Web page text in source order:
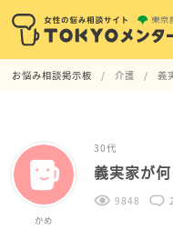
お悩み相談掲示板 介護 義
かめ
30代
義実家が
9848 2